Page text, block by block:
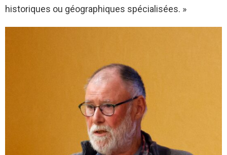
historiques ou géographiques spécialisées. »